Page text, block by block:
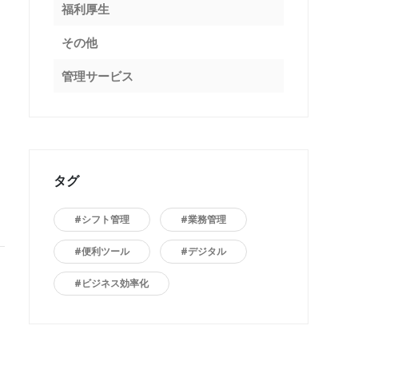
福利厚生
その他
管理サービス
タグ
#シフト管理 #業務管理
#便利ツール #デジタル
#ビジネス効率化